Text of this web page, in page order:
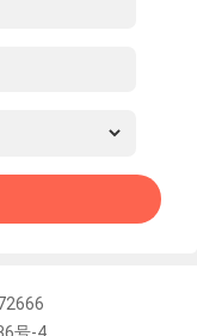
号-4